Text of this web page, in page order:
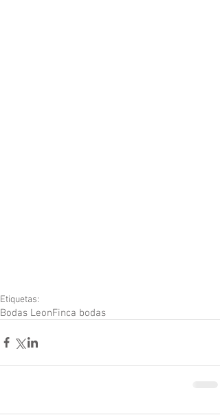
Etiquetas:
Bodas LeonFinca bodas